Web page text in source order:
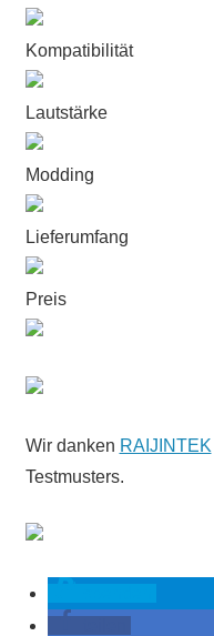
Kompatibilität
Lautstärke
Modding
Lieferumfang
Preis
Wir danken RAIJINTEK
Testmusters.